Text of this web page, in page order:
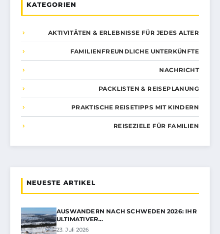
KATEGORIEN
AKTIVITÄTEN & ERLEBNISSE FÜR JEDES ALTER
FAMILIENFREUNDLICHE UNTERKÜNFTE
NACHRICHT
PACKLISTEN & REISEPLANUNG
PRAKTISCHE REISETIPPS MIT KINDERN
REISEZIELE FÜR FAMILIEN
NEUESTE ARTIKEL
AUSWANDERN NACH SCHWEDEN 2026: IHR
ULTIMATIVER…
23. Juli 2026